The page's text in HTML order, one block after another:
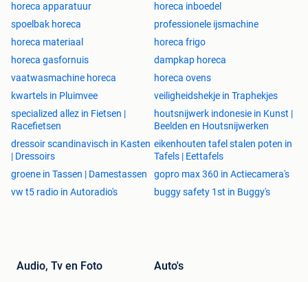
horeca apparatuur
horeca inboedel
spoelbak horeca
professionele ijsmachine
horeca materiaal
horeca frigo
horeca gasfornuis
dampkap horeca
vaatwasmachine horeca
horeca ovens
kwartels in Pluimvee
veiligheidshekje in Traphekjes
specialized allez in Fietsen |
Racefietsen
houtsnijwerk indonesie in Kunst |
Beelden en Houtsnijwerken
dressoir scandinavisch in Kasten
| Dressoirs
eikenhouten tafel stalen poten in
Tafels | Eettafels
groene in Tassen | Damestassen
gopro max 360 in Actiecamera's
vw t5 radio in Autoradio's
buggy safety 1st in Buggy's
Audio, Tv en Foto Auto's